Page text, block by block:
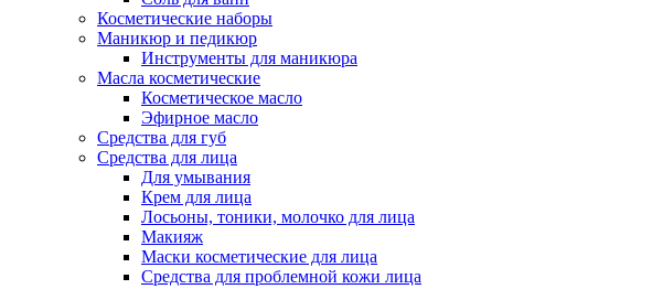
Косметические наборы
Маникюр и педикюр
Инструменты для маникюра
Масла косметические
Косметическое масло
Эфирное масло
Средства для губ
Средства для лица
Для умывания
Крем для лица
Лосьоны, тоники, молочко для лица
Макияж
Маски косметические для лица
Средства для проблемной кожи лица